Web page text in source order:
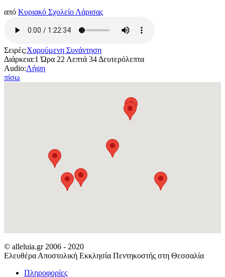
από Κυριακό Σχολείο Λάρισας
Σειρές:Χαρούμενη Συνάντηση
Διάρκεια:1 Ώρα 22 Λεπτά 34 Δευτερόλεπτα
Audio:Λήψη
πίσω
© alleluia.gr 2006 - 2020
Ελευθέρα Αποστολική Εκκλησία Πεντηκοστής στη Θεσσαλία
Πληροφορίες